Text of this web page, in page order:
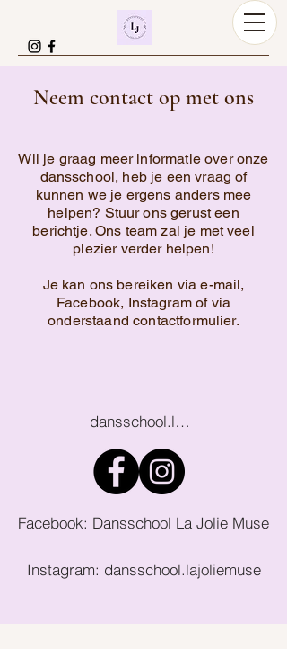
Neem contact op met ons
Wil je graag meer informatie over onze
dansschool, heb je een vraag of
kunnen we je ergens anders mee
helpen? Stuur ons gerust een
berichtje. Ons team zal je met veel
plezier verder helpen!
Je kan ons bereiken via e-mail,
Facebook, Instagram of via
onderstaand contactformulier.
dansschool.lajoliemuse@gmail.com
Facebook: Dansschool La Jolie Muse
Instagram: dansschool.lajoliemuse